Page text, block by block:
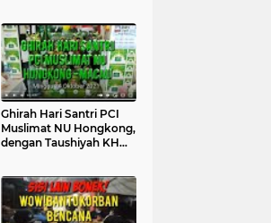
Ghirah Hari Santri PCI
Muslimat NU Hongkong,
dengan Taushiyah KH